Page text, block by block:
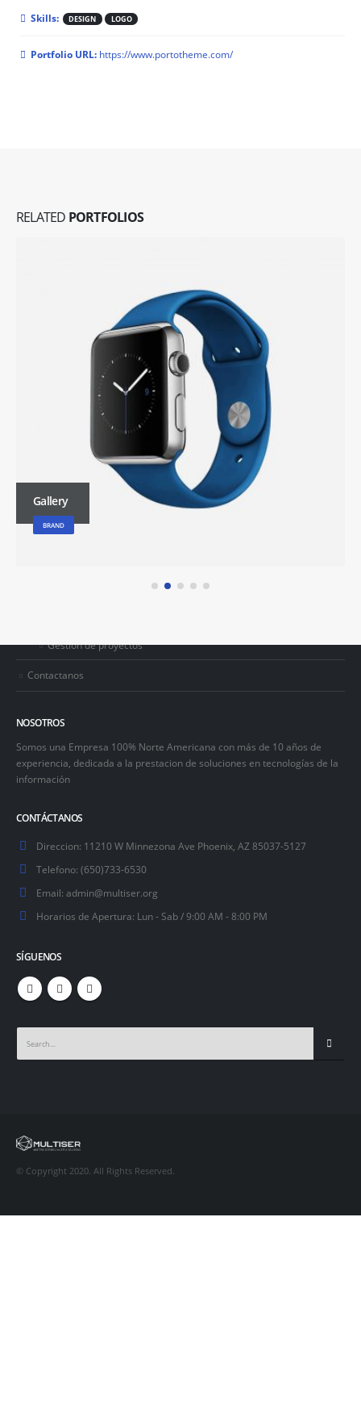
Skills: DESIGN LOGO
Portfolio URL: https://www.portotheme.com/
RELATED PORTFOLIOS
Gallery
BRAND
Inicio
Quienes somos?
Gestión de proyectos
Contactanos
NOSOTROS
Somos una Empresa 100% Norte Americana con más de 10 años de
experiencia, dedicada a la prestacion de soluciones en tecnologías de la
información
CONTÁCTANOS
Direccion: 11210 W Minnezona Ave Phoenix, AZ 85037-5127
Telefono: (650)733-6530
Email: admin@multiser.org
Horarios de Apertura: Lun - Sab / 9:00 AM - 8:00 PM
SÍGUENOS
© Copyright 2020. All Rights Reserved.